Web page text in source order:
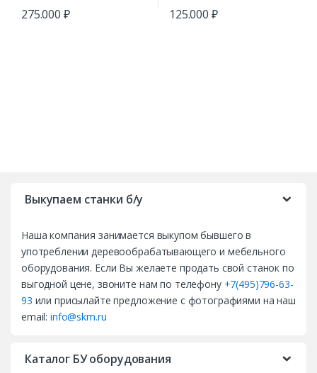
275.000 ₽ 125.000 ₽
Выкупаем станки б/у
Наша компания занимается выкупом бывшего в
употреблении деревообрабатывающего и мебельного
оборудования. Если Вы желаете продать свой станок по
выгодной цене, звоните нам по телефону +7(495)796-63-
93 или присылайте предложение с фотографиями на наш
email:info@skm.ru
Каталог БУ оборудования